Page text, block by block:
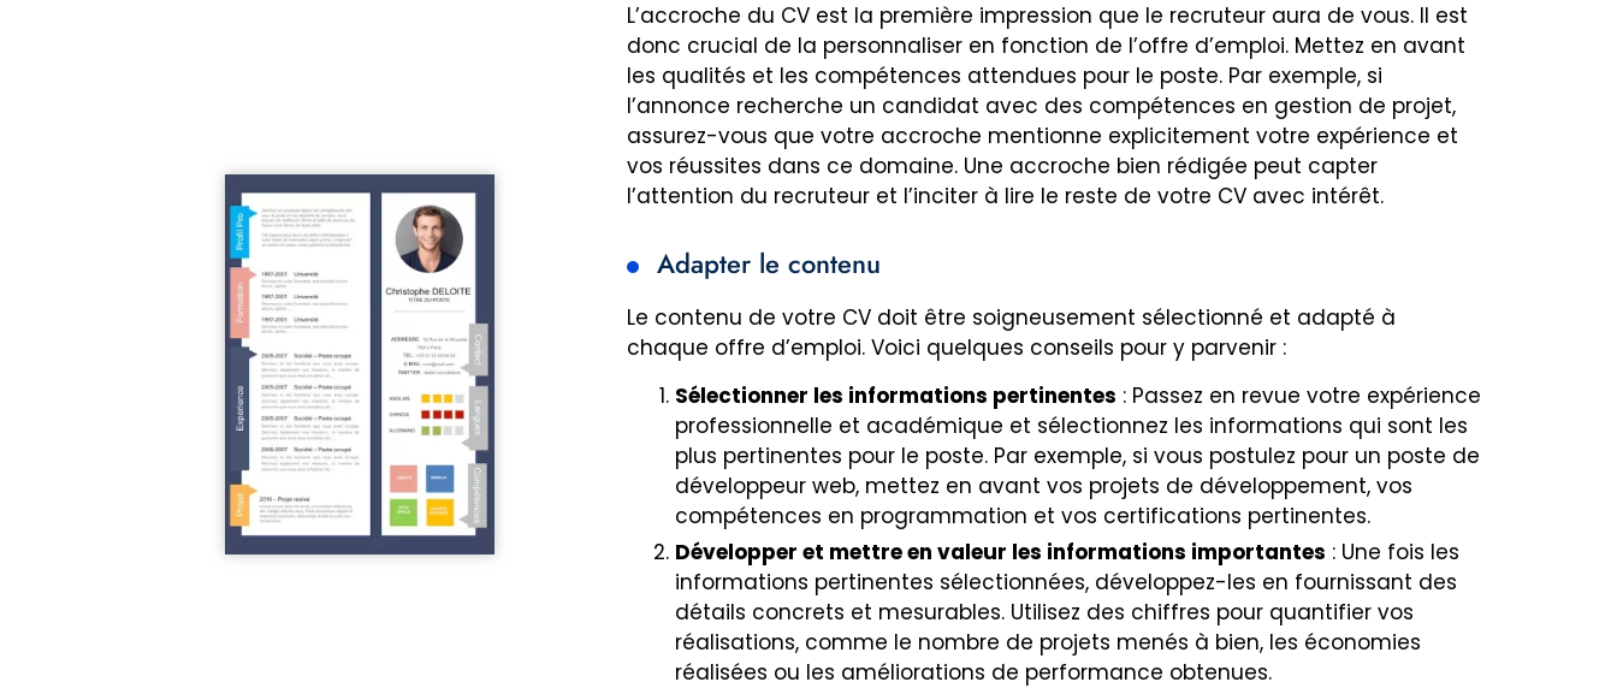
L’accroche du CV est la première impression que le recruteur aura de vous. Il est
donc crucial de la personnaliser en fonction de l’offre d’emploi. Mettez en avant
les qualités et les compétences attendues pour le poste. Par exemple, si
l’annonce recherche un candidat avec des compétences en gestion de projet,
assurez-vous que votre accroche mentionne explicitement votre expérience et
vos réussites dans ce domaine. Une accroche bien rédigée peut capter
l’attention du recruteur et l’inciter à lire le reste de votre CV avec intérêt.
Adapter le contenu
Le contenu de votre CV doit être soigneusement sélectionné et adapté à
chaque offre d’emploi. Voici quelques conseils pour y parvenir :
Sélectionner les informations pertinentes : Passez en revue votre expérience
professionnelle et académique et sélectionnez les informations qui sont les
plus pertinentes pour le poste. Par exemple, si vous postulez pour un poste de
développeur web, mettez en avant vos projets de développement, vos
compétences en programmation et vos certifications pertinentes.
Développer et mettre en valeur les informations importantes : Une fois les
informations pertinentes sélectionnées, développez-les en fournissant des
détails concrets et mesurables. Utilisez des chiffres pour quantifier vos
réalisations, comme le nombre de projets menés à bien, les économies
réalisées ou les améliorations de performance obtenues.